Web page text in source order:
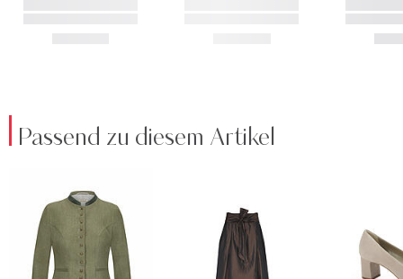
Passend zu diesem Artikel